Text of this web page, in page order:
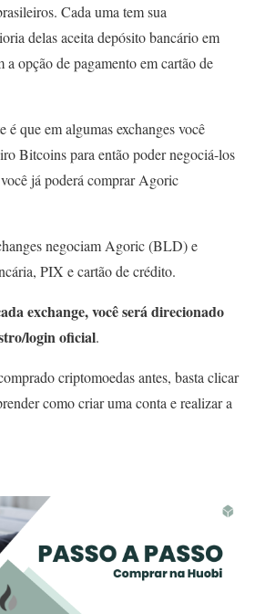
Cada uma tem sua
delas aceita depósito bancário em
a opção de pagamento em cartão de
é que em algumas exchanges você
Bitcoins para então poder negociá-los
já poderá comprar Agoric
negociam Agoric (BLD) e
PIX e cartão de crédito.
exchange, você será direcionado
login oficial.
criptomoedas antes, basta clicar
como criar uma conta e realizar a